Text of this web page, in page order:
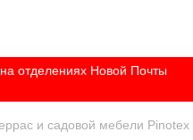
отделениях Новой Почты
и садовой мебели